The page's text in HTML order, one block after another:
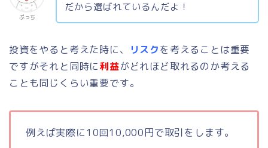
ぷっち
だから選ばれているんだよ！
投資をやると考えた時に、 リスクを考えることは重要
ですがそれと同時に利益がどれほど取れるのか考える
ことも同じくらい重要です。
例えば実際に10回10,000円で取引をします。